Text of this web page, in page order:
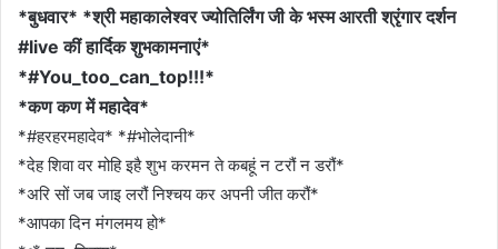
*बुधवार* *श्री महाकालेश्वर ज्योतिर्लिंग जी के भस्म आरती श्रृंगार दर्शन
#live कीं हार्दिक शुभकामनाएं*
*#You_too_can_top!!!*
*कण कण में महादेव*
*#हरहरमहादेव* *#भोलेदानी*
*देह शिवा वर मोहि इहै शुभ करमन ते कबहूं न टरौं न डरौं*
*अरि सों जब जाइ लरौं निश्चय कर अपनी जीत करौं*
*आपका दिन मंगलमय हो*